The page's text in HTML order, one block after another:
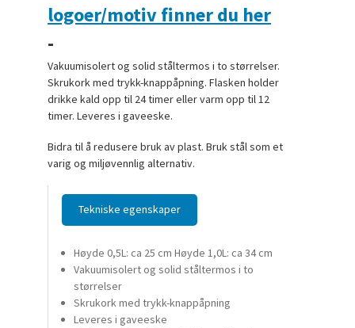
logoer/motiv finner du her
-
Vakuumisolert og solid ståltermos i to størrelser.
Skrukork med trykk-knappåpning. Flasken holder
drikke kald opp til 24 timer eller varm opp til 12
timer. Leveres i gaveeske.
Bidra til å redusere bruk av plast. Bruk stål som et
varig og miljøvennlig alternativ.
Tekniske egenskaper
Høyde 0,5L: ca 25 cm Høyde 1,0L: ca 34 cm
Vakuumisolert og solid ståltermos i to
størrelser
Skrukork med trykk-knappåpning
Leveres i gaveeske